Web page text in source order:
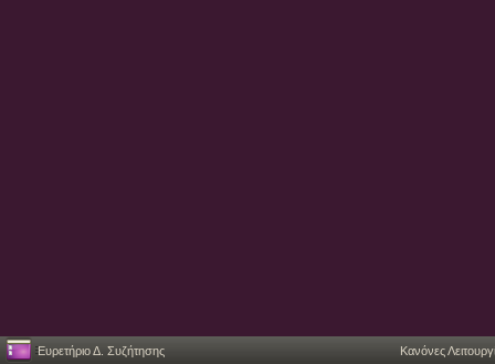
Ευρετήριο Δ. Συζήτησης Κανόνες